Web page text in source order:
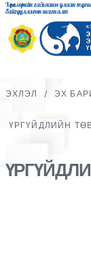
Хөдөлмөрийн гавьяаны улаан
байгууллагын шагналт
ЭХЛЭЛ / ЭХ
ҮРГҮЙДЛИЙН